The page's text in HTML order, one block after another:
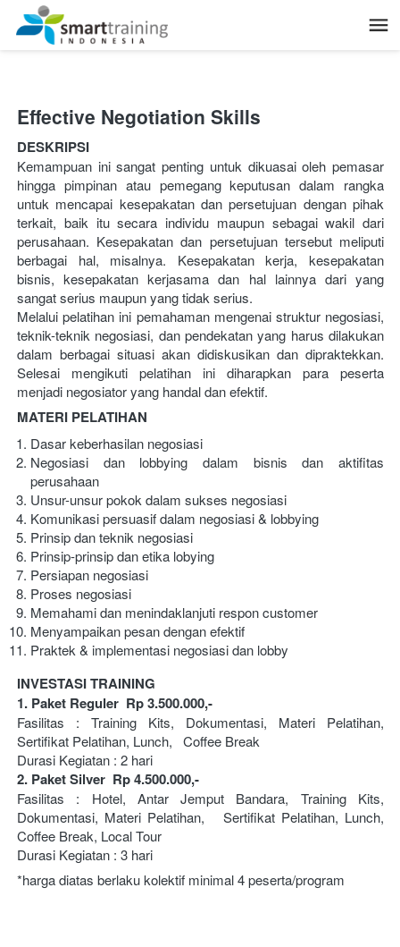
Effective Negotiation Skills
DESKRIPSI
Kemampuan ini sangat penting untuk dikuasai oleh pemasar
hingga pimpinan atau pemegang keputusan dalam rangka
untuk mencapai kesepakatan dan persetujuan dengan pihak
terkait, baik itu secara individu maupun sebagai wakil dari
perusahaan. Kesepakatan dan persetujuan tersebut meliputi
berbagai hal, misalnya. Kesepakatan kerja, kesepakatan
bisnis, kesepakatan kerjasama dan hal lainnya dari yang
sangat serius maupun yang tidak serius.
Melalui pelatihan ini pemahaman mengenai struktur negosiasi,
teknik-teknik negosiasi, dan pendekatan yang harus dilakukan
dalam berbagai situasi akan didiskusikan dan dipraktekkan.
Selesai mengikuti pelatihan ini diharapkan para peserta
menjadi negosiator yang handal dan efektif.
MATERI PELATIHAN
Dasar keberhasilan negosiasi
Negosiasi dan lobbying dalam bisnis dan aktifitas
perusahaan
Unsur-unsur pokok dalam sukses negosiasi
Komunikasi persuasif dalam negosiasi & lobbying
Prinsip dan teknik negosiasi
Prinsip-prinsip dan etika lobying
Persiapan negosiasi
Proses negosiasi
Memahami dan menindaklanjuti respon customer
Menyampaikan pesan dengan efektif
Praktek & implementasi negosiasi dan lobby
INVESTASI TRAINING
1. Paket Reguler  Rp 3.500.000,-
Fasilitas : Training Kits, Dokumentasi, Materi Pelatihan,
Sertifikat Pelatihan, Lunch,   Coffee Break
Durasi Kegiatan : 2 hari
2. Paket Silver  Rp 4.500.000,-
Fasilitas : Hotel, Antar Jemput Bandara, Training Kits,
Dokumentasi, Materi Pelatihan,   Sertifikat Pelatihan, Lunch,
Coffee Break, Local Tour
Durasi Kegiatan : 3 hari
*harga diatas berlaku kolektif minimal 4 peserta/program